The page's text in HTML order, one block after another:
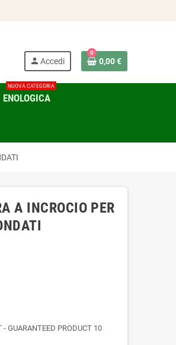
person Accedi
0
0,00 €
ENOLOGICA
NUOVA CATEGORIA
A INCROCIO PER
GUARANTEED PRODUCT 10